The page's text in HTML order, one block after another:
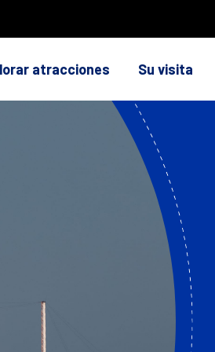
atracciones Su visita